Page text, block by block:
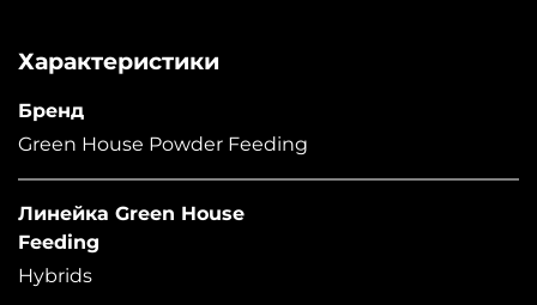
Характеристики
Бренд
Green House Powder Feeding
Линейка Green House
Feeding
Hybrids